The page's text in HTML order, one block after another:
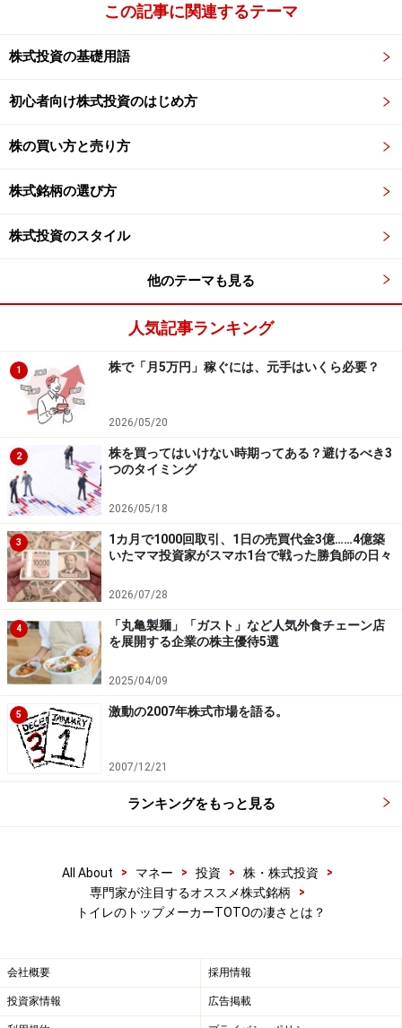
の迎賓館への納品をキッカケに知名度を上げ、1980年代
には高級ホテルや大規模オフィスビルに次々と納入を進
めていきました。こうして、同社は高級ブランドとして
の地位を獲得していきました。
そして同時に、営業拠点の設置や販売網の構築に注力
の中国は、経済成長率10％台という目覚ましい発展を遂
げていくのですが、事業基盤を持っていた同社は、個人
所得の増加や住宅着工数の増加、設備入れ替えなどの恩
恵を一挙に享受することに成功しています。
中国の衛生陶器の年間需要は5000万個と言われ、その1
割程度が高級品市場とされます。高級ブランドとして知
名度を上げていた同社は、もちろん高級品市場をターゲ
ットとしており、ここで30％のシェアを獲得していま
す。中国の営業利益率は26％とかなり高水準であり、差
別化された製品展開によって、さらなる利益成長が可能
だと思います。
IoTの波に乗る新領域事業：半導体製造装置
用部材
同社はウォシュレットや、バスタブなどの水回り製品で
知られていますが、実はすでに1980年代には半導体製造
に関わる研究は進められていました。
まだ、収益化し始めたばかりですが、IoT社会の到来、
データセンターの建設ラッシュにより、半導体・高速光
通信・表示デバイスなどの需要が増加するなかで、収益
拡大による新たな収益柱に育ちつつあります。また、同
社が得意とする静電チャックは、消耗部品であることか
ら取り換え需要も発生するので、安定した収益基盤にな
高利益率の海外住設事業の拡大をベースと
国内では、新規需要の頭打ちやリフォーム需要の縮小が
続く環境となっており、高級機種や画期的な新製品の登
この記事に関連するテーマ
株式投資の基礎用語
初心者向け株式投資のはじめ方
株の買い方と売り方
株式銘柄の選び方
株式投資のスタイル
他のテーマも見る
人気記事ランキング
1 株で「月5万円」稼ぐには、元手はいくら必要？
2026/05/20
2
株を買ってはいけない時期ってある？避けるべき3
つのタイミング
2026/05/18
3
1カ月で1000回取引、1日の売買代金3億……4億築
いたママ投資家がスマホ1台で戦った勝負師の日々
2026/07/28
4
「丸亀製麺」「ガスト」など人気外食チェーン店
を展開する企業の株主優待5選
2025/04/09
5 激動の2007年株式市場を語る。
2007/12/21
ランキングをもっと見る
All About > マネー > 投資 > 株・株式投資
>
専門家が注目するオススメ株式銘柄
>
トイレのトップメーカーTOTOの凄さとは？
会社概要 採用情報
投資家情報 広告掲載